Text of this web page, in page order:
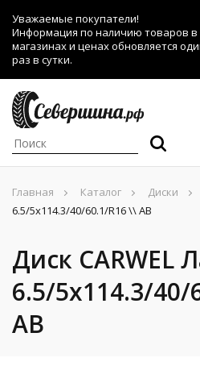
Уважаемые покупатели!
Информация по наличию товаров в
магазинах и ценах обновляется
раз в сутки.
Главная Каталог Диски
6.5/5x114.3/40/60.1/R16 \\ AB
Диск CARWEL
6.5/5x114.3/40/
AB